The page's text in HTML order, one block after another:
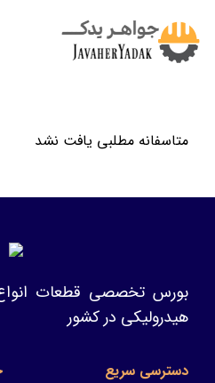
متاسفانه مطلبی یافت نشد
بورس تخصصی قطعات
هیدرولیکی در کشور
دسترسی سریع